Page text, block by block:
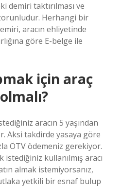
demiri taktırılması ve
zorunludur. Herhangi bir
aracın ehliyetinde
göre E-belge ile
için araç
aracın 5 yaşından
Aksi takdirde yasaya göre
ÖTV ödemeniz gerekiyor.
kullanılmış aracı
almak istemiyorsanız,
yetkili bir esnaf bulup